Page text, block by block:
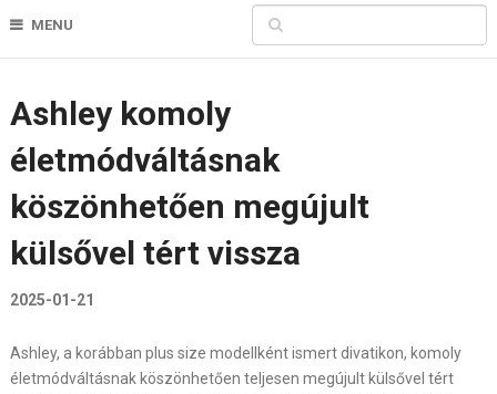
MENU
Ashley komoly
életmódváltásnak
köszönhetően megújult
külsővel tért vissza
2025-01-21
Ashley, a korábban plus size modellként ismert divatikon, komoly
életmódváltásnak köszönhetően teljesen megújult külsővel tért